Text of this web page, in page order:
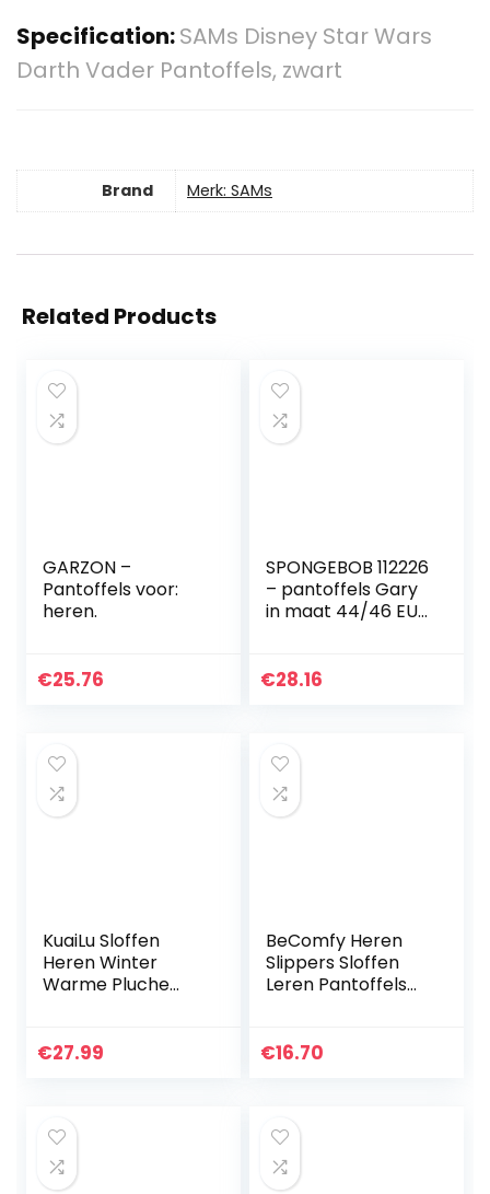
Specification:SAMs Disney Star Wars
Darth Vader Pantoffels, zwart
Brand Merk: SAMs
Related Products
GARZON –
Pantoffels voor:
heren.
€25.76
SPONGEBOB 112226
– pantoffels Gary
in maat 44/46 EU
€28.16
KuaiLu Sloffen
Heren Winter
Warme Pluche
Comfort
Pluizig…
€27.99
BeComfy Heren
Slippers Sloffen
Leren Pantoffels
Bruin Rood 40 41
€16.70